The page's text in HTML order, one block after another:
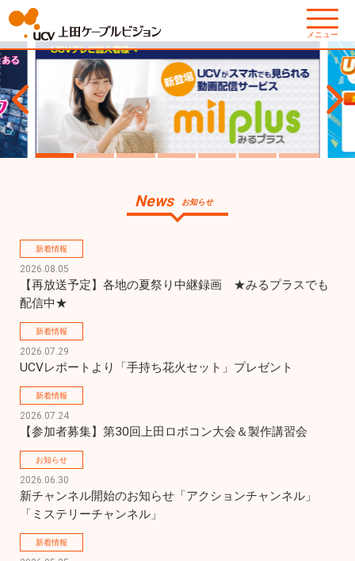
メニュー
News お知らせ
新着情報
2026.08.05
【再放送予定】各地の夏祭り中継録画　★みるプラスでも
配信中★
新着情報
2026.07.29
UCVレポートより「手持ち花火セット」プレゼント
新着情報
2026.07.24
【参加者募集】第30回上田ロボコン大会＆製作講習会
お知らせ
2026.06.30
新チャンネル開始のお知らせ「アクションチャンネル」
「ミステリーチャンネル」
新着情報